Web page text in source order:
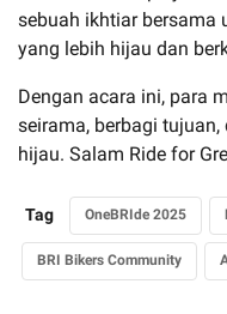
sebuah ikhtiar bersama
yang lebih hijau dan
Dengan acara ini, para
seirama, berbagi
hijau. Salam Ride for
Tag OneBRIde 2025
BRI Bikers Community